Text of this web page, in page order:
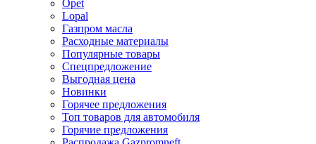
Opet
Lopal
Газпром масла
Расходные материалы
Популярные товары
Спецпредложение
Выгодная цена
Новинки
Горячее предложения
Топ товаров для автомобиля
Горячие предложения